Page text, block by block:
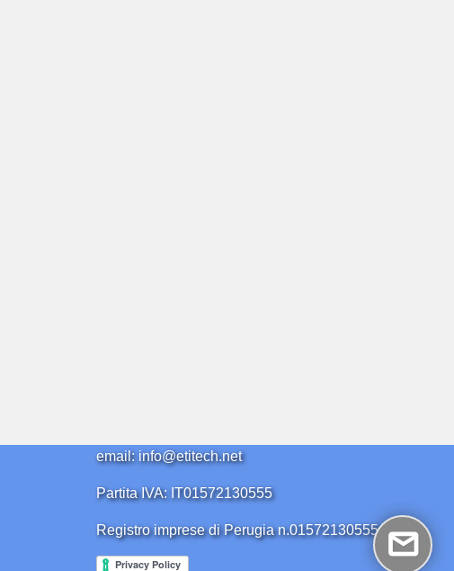
email: info@etitech.net
Partita IVA: IT01572130555
Registro imprese di Perugia n.01572130555